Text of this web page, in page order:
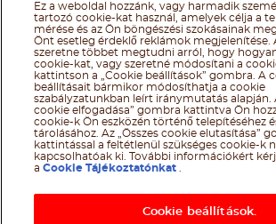
Ez a weboldal hozzánk, vagy harmadik
tartozó cookie-kat használ, amelyek célja a
mérése és az Ön böngészési szokásainak
Önt esetleg érdeklő reklámok megjelenítése.
szeretne többet megtudni arról, hogy
cookie-kat, vagy szeretné módosítani a
kattintson a „Cookie beállítások” gombra. A
beállításait bármikor módosíthatja a cookie
szabályzatunkban leírt iránymutatás alapján.
cookie elfogadása” gombra kattintva Ön
cookie-k Ön eszközén történő telepítéséhez
tárolásához. Az „Összes cookie elutasítása”
kattintással a feltétlenül szükséges cookie-k
kapcsolhatóak ki. További információkért
aCookie Tájékoztatónkat
Cookie beállítások.